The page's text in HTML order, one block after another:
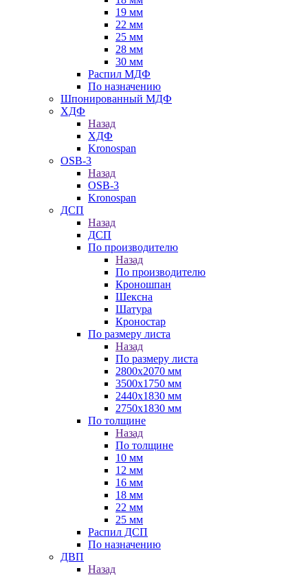
19 мм
22 мм
25 мм
28 мм
30 мм
Распил МДФ
По назначению
Шпонированный МДФ
ХДФ
Назад
ХДФ
Kronospan
OSB-3
Назад
OSB-3
Kronospan
ДСП
Назад
ДСП
По производителю
Назад
По производителю
Кроношпан
Шексна
Шатура
Кроностар
По размеру листа
Назад
По размеру листа
2800х2070 мм
3500х1750 мм
2440х1830 мм
2750х1830 мм
По толщине
Назад
По толщине
10 мм
12 мм
16 мм
18 мм
22 мм
25 мм
Распил ДСП
По назначению
ДВП
Назад